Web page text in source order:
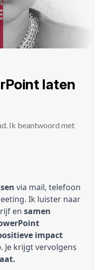
laten
Ik beantwoord met
via mail, telefoon
Ik luister naar
en samen
impact
. Je krijgt vervolgens